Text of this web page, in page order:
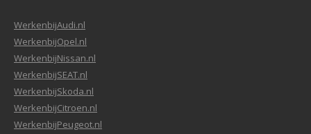
WerkenbijAudi.nl
WerkenbijOpel.nl
WerkenbijNissan.nl
WerkenbijSEAT.nl
WerkenbijSkoda.nl
WerkenbijCitroen.nl
WerkenbijPeugeot.nl